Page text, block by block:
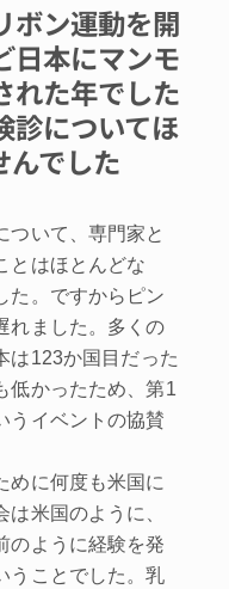
ン運動を開
日本にマンモ
れた年でした
診についてほ
んでした
いて、専門家と
とはほとんどな
た。ですからピン
れました。多くの
は123か国目だった
低かったため、第1
うイベントの協賛
に何度も米国に
米国のように、
のように経験を発
うことでした。乳